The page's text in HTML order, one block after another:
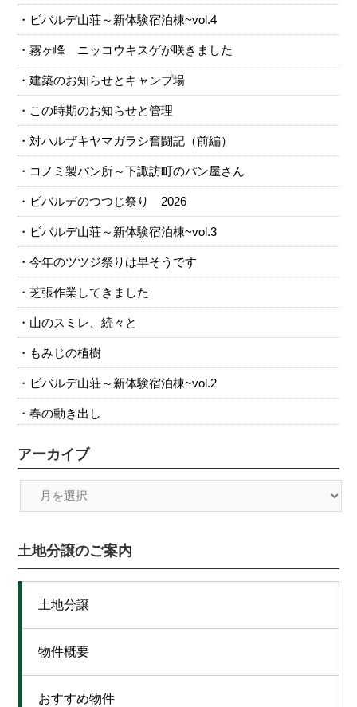
ビバルデ山荘～新体験宿泊棟~vol.4
霧ヶ峰 ニッコウキスゲが咲きました
建築のお知らせとキャンプ場
この時期のお知らせと管理
対ハルザキヤマガラシ奮闘記（前編）
コノミ製パン所～下諏訪町のパン屋さん
ビバルデのつつじ祭り 2026
ビバルデ山荘～新体験宿泊棟~vol.3
今年のツツジ祭りは早そうです
芝張作業してきました
山のスミレ、続々と
もみじの植樹
ビバルデ山荘～新体験宿泊棟~vol.2
春の動き出し
アーカイブ
土地分譲のご案内
土地分譲
物件概要
おすすめ物件